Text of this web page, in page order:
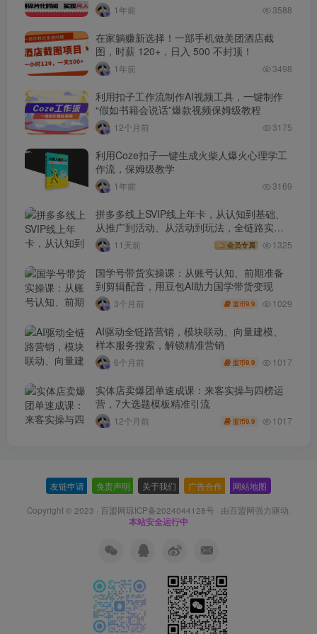
1年前 3588
在家躺赚新选择！一部手机做美团酒店截
图，时薪 120+，日入 500 不封顶！
1年前 3498
利用扣子工作流制作AI视频工具，一键制作
“假如书籍会说话”爆款视频保姆级教程
12个月前 3175
利用Coze扣子一键生成火柴人爆火心理学工
作流，保姆级教学
1年前 3169
拼多多线上SVIP线上年卡，从认知到基础、
从推广到活动、从活动到玩法，全链路实战
(260730)
11天前 会员专属 1325
国学号带货实操课：从账号认知、前期准备
到剪辑配音，用豆包AI助力国学带货变现
3个月前 盟币9.9 1029
AI驱动全链路营销，模块联动、向量建模、
样本服务搜索，解锁精准营销
6个月前 盟币9.9 1017
实体店卖爆团单速成课：来客实操与四榜运
营，7大选题模板精准引流
12个月前 盟币9.9 1017
友链申请 免责声明 关于我们 广告合作 网站地图
Copyright © 2023 · 百盟网琼ICP备2024044128号 · 由百盟网强力驱动.
本站安全运行中